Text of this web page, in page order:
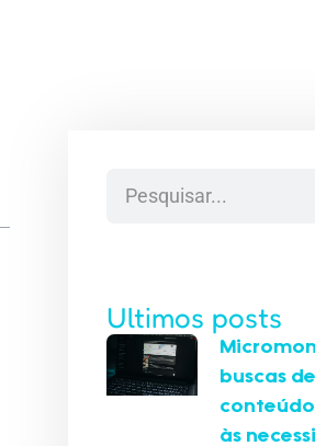
Ultimos posts
buscas
às